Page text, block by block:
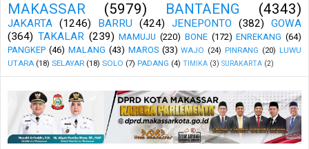
MAKASSAR (5979) BANTAENG (4343)
JAKARTA (1246) BARRU (424) JENEPONTO (382)
GOWA
(364) TAKALAR (239) MAMUJU (220) BONE (172) ENREKANG (64)
PANGKEP (46) MALANG (43) MAROS (33) WAJO (24) PINRANG (20) LUWU
UTARA (18) SELAYAR (18) SOLO (7) PADANG (4) TIMIKA (3) SURAKARTA (2)